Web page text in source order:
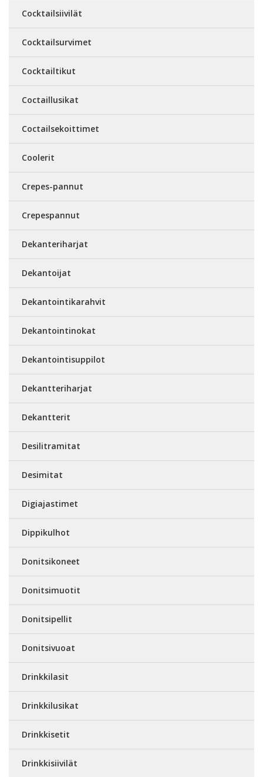
Cocktailsiivilät
Cocktailsurvimet
Cocktailtikut
Coctaillusikat
Coctailsekoittimet
Coolerit
Crepes-pannut
Crepespannut
Dekanteriharjat
Dekantoijat
Dekantointikarahvit
Dekantointinokat
Dekantointisuppilot
Dekantteriharjat
Dekantterit
Desilitramitat
Desimitat
Digiajastimet
Dippikulhot
Donitsikoneet
Donitsimuotit
Donitsipellit
Donitsivuoat
Drinkkilasit
Drinkkilusikat
Drinkkisetit
Drinkkisiivilät